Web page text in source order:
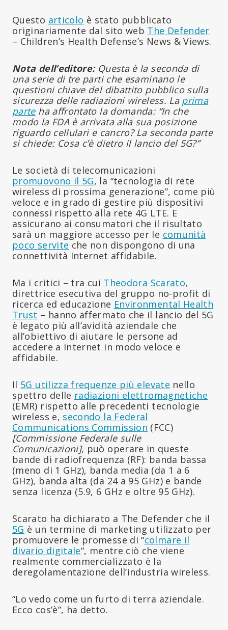
Questo articolo è stato pubblicato
originariamente dal sito web The Defender
– Children’s Health Defense’s News & Views.
Nota dell’editore:Questa è la seconda di
una serie di tre parti che esaminano le
questioni chiave del dibattito pubblico sulla
sicurezza delle radiazioni wireless. La prima
parteha affrontato la domanda: “In che
modo la FDA è arrivata alla sua posizione
riguardo cellulari e cancro? La seconda parte
si chiede: Cosa c’è dietro il lancio del 5G?”
Le società di telecomunicazioni
promuovono il 5G, la “tecnologia di rete
wireless di prossima generazione”, come più
veloce e in grado di gestire più dispositivi
connessi rispetto alla rete 4G LTE. E
assicurano ai consumatori che il risultato
sarà un maggiore accesso per le comunità
poco servite che non dispongono di una
connettività Internet affidabile.
Ma i critici – tra cui Theodora Scarato,
direttrice esecutiva del gruppo no-profit di
ricerca ed educazione Environmental Health
Trust – hanno affermato che il lancio del 5G
è legato più all’avidità aziendale che
all’obiettivo di aiutare le persone ad
accedere a Internet in modo veloce e
affidabile.
Il 5G utilizza frequenze più elevate nello
spettro delle radiazioni elettromagnetiche
(EMR) rispetto alle precedenti tecnologie
wireless e, secondo la Federal
Communications Commission (FCC)
[Commissione Federale sulle
Comunicazioni], può operare in queste
bande di radiofrequenza (RF): banda bassa
(meno di 1 GHz), banda media (da 1 a 6
GHz), banda alta (da 24 a 95 GHz) e bande
senza licenza (5.9, 6 GHz e oltre 95 GHz).
Scarato ha dichiarato a The Defender che il
5G è un termine di marketing utilizzato per
promuovere le promesse di “colmare il
divario digitale“, mentre ciò che viene
realmente commercializzato è la
deregolamentazione dell’industria wireless.
“Lo vedo come un furto di terra aziendale.
Ecco cos’è”, ha detto.